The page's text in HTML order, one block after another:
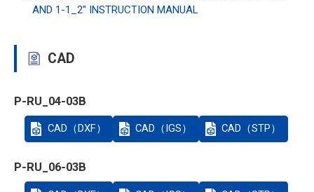
AND 1-1_2" INSTRUCTION MANUAL
CAD
P-RU_04-03B
CAD（DXF） CAD（IGS） CAD（STP）
P-RU_06-03B